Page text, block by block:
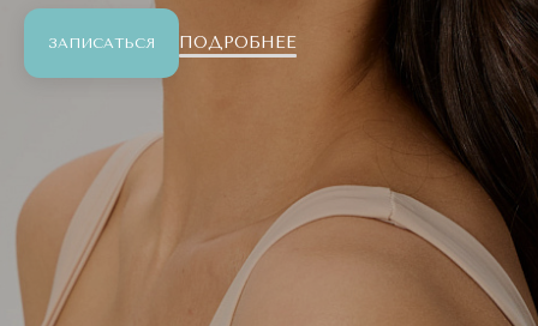
ЗАПИСАТЬСЯ ПОДРОБНЕЕ